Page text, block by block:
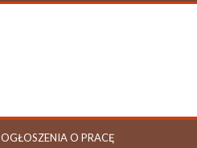
OGŁOSZENIA O PRACĘ